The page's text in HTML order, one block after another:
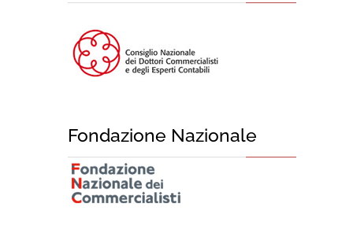
Fondazione Nazionale